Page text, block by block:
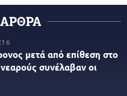
μετά από επίθεση στο
συνέλαβαν οι